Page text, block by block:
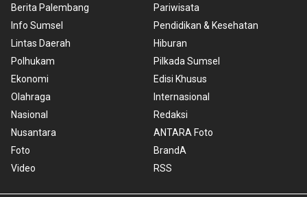
Berita Palembang
Info Sumsel
Lintas Daerah
Polhukam
Ekonomi
Olahraga
Nasional
Nusantara
Foto
Video
Pariwisata
Pendidikan & Kesehatan
Hiburan
Pilkada Sumsel
Edisi Khusus
Internasional
Redaksi
ANTARA Foto
BrandA
RSS